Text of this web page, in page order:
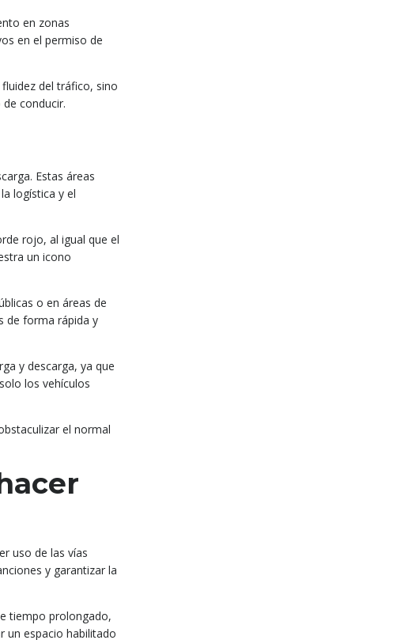
en zonas
en el permiso de
del tráfico, sino
conducir.
Estas áreas
logística y el
rojo, al igual que el
un icono
o en áreas de
de forma rápida y
y descarga, ya que
los vehículos
el normal
uso de las vías
y garantizar la
tiempo prolongado,
un espacio habilitado